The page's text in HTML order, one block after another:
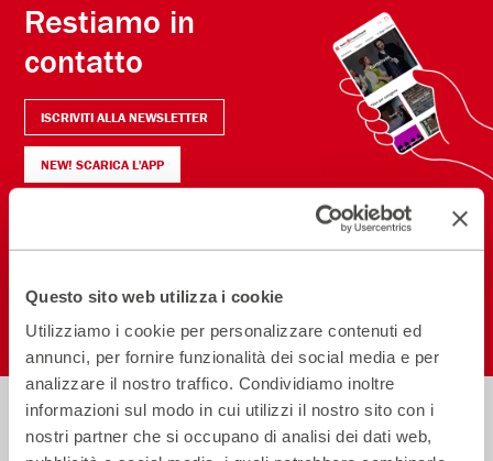
Questo sito web utilizza i cookie
Utilizziamo i cookie per personalizzare contenuti ed
annunci, per fornire funzionalità dei social media e per
analizzare il nostro traffico. Condividiamo inoltre
informazioni sul modo in cui utilizzi il nostro sito con i
nostri partner che si occupano di analisi dei dati web,
Restiamo in
contatto
ISCRIVITI ALLA NEWSLETTER
NEW! SCARICA L'APP
Informazioni
Biglietteria